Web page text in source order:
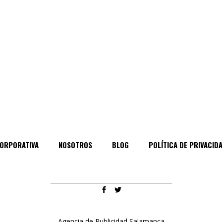
NOSOTROS BLOG POLÍTICA DE